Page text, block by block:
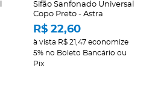
Sifão Sanfonado Universal
Copo Preto - Astra
R$ 22,60
à vista R$ 21,47 economize
5% no Boleto Bancário ou
Pix